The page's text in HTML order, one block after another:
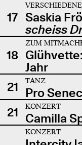
17 Saskia
scheiss
18
ZUM
Jahr
21
TANZ
Pro
21
KONZERT
Camilla
KONZERT